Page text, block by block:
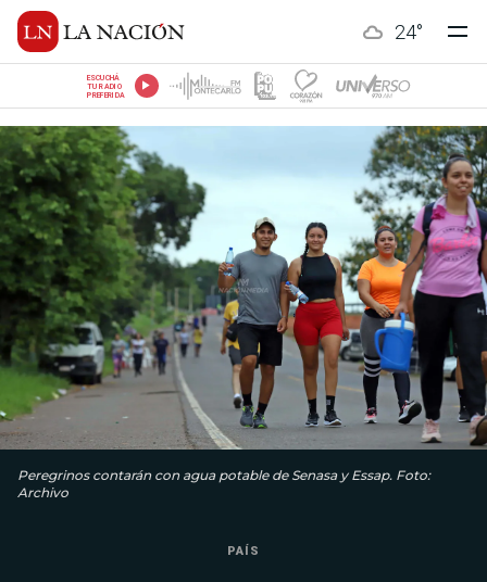
24°
ESCUCHÁ
TU RADIO
PREFERIDA
Peregrinos contarán con agua potable de Senasa y Essap. Foto:
Archivo
PAÍS